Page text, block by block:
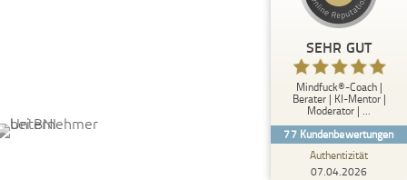
SEHR GUT
Mindfuck®-Coach |
Berater | KI-Mentor |
Moderator | ...
77 Kundenbewertungen
Authentizität
07.04.2026
ProvenExpert.com
Blick aufs ProvenExpert-Profil werfen
Anonym
5,00
Lars Bösel ist ein warmherziger Mensch mit
Menschenkenntnis und der ideale Gegenüber
für die Auseinandersetz...